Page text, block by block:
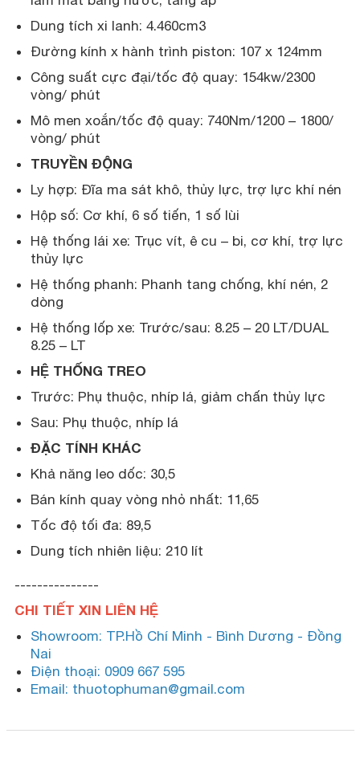
Dung tích xi lanh: 4.460cm3
Đường kính x hành trình piston: 107 x 124mm
Công suất cực đại/tốc độ quay: 154kw/2300
vòng/ phút
Mô men xoắn/tốc độ quay: 740Nm/1200 – 1800/
vòng/ phút
TRUYỀN ĐỘNG
Ly hợp: Đĩa ma sát khô, thủy lực, trợ lực khí nén
Hộp số: Cơ khí, 6 số tiến, 1 số lùi
Hệ thống lái xe: Trục vít, ê cu – bi, cơ khí, trợ lực
thủy lực
Hệ thống phanh: Phanh tang chống, khí nén, 2
dòng
Hệ thống lốp xe: Trước/sau: 8.25 – 20 LT/DUAL
8.25 – LT
HỆ THỐNG TREO
Trước: Phụ thuộc, nhíp lá, giảm chấn thủy lực
Sau: Phụ thuộc, nhíp lá
ĐẶC TÍNH KHÁC
Khả năng leo dốc: 30,5
Bán kính quay vòng nhỏ nhất: 11,65
Tốc độ tối đa: 89,5
Dung tích nhiên liệu: 210 lít
---------------
CHI TIẾT XIN LIÊN HỆ
Showroom: TP.Hồ Chí Minh - Bình Dương - Đồng
Nai
Điện thoại: 0909 667 595
Email: thuotophuman@gmail.com